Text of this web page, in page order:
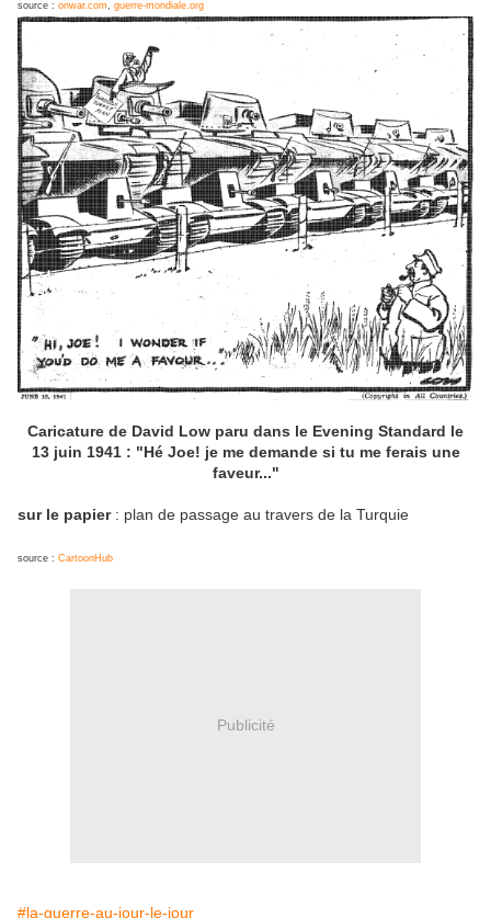
source : onwar.com, guerre-mondiale.org
Caricature de David Low paru dans le Evening Standard le
13 juin 1941 : "Hé Joe! je me demande si tu me ferais une
faveur..."
sur le papier: plan de passage au travers de la Turquie
source : CartoonHub
Publicité
#la-guerre-au-jour-le-jour